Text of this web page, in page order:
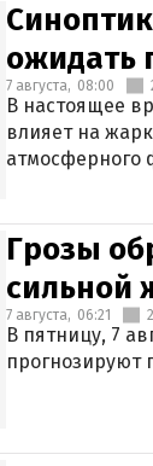
ожидать
7 августа, 08:00
В настоящее
влияет на
атмосферного
Грозы
сильной
7 августа, 06:21
В пятницу, 7
прогнозируют